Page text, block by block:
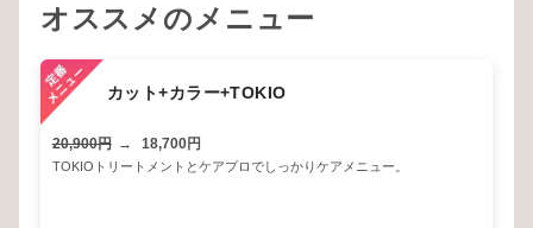
オススメのメニュー
カット+カラー+TOKIO
20,900円 → 18,700円
TOKIOトリートメントとケアプロでしっかりケアメニュー。